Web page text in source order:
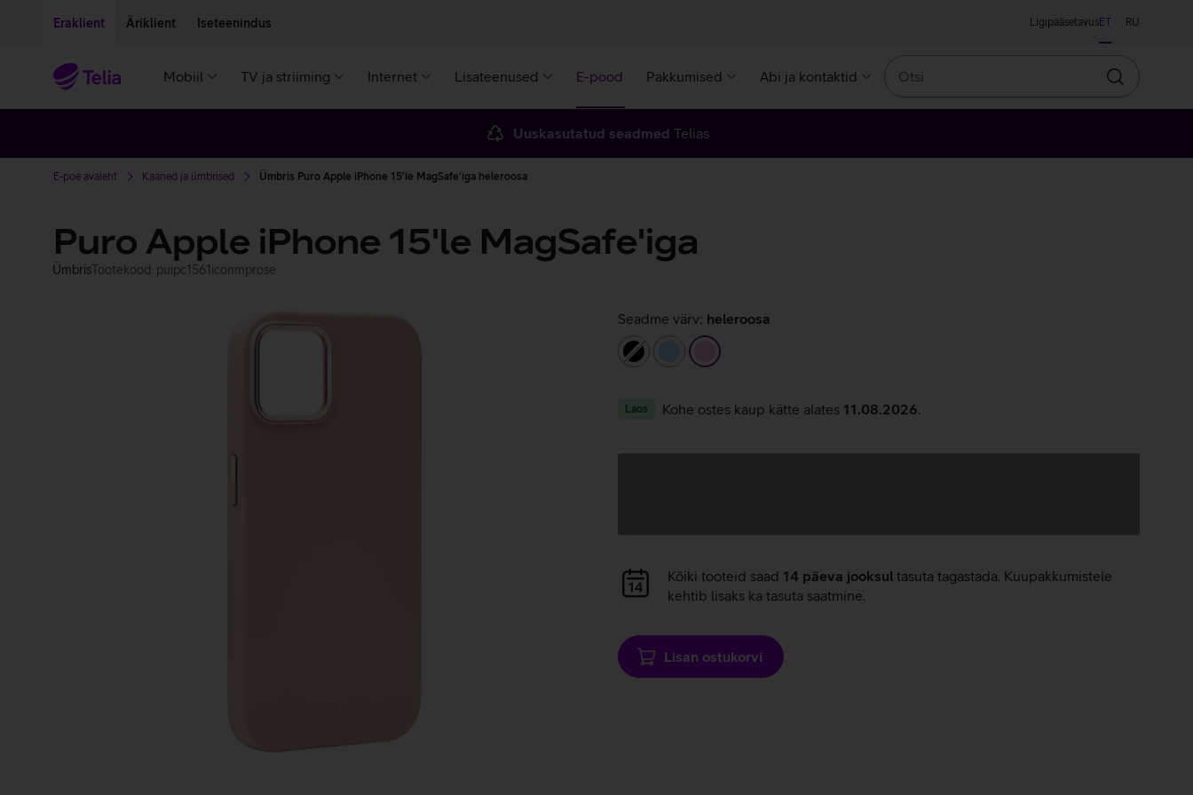
Eraklient Äriklient Iseteenindus LigipääsetavusET RU
Mobiil TV ja striiming Internet Lisateenused E-pood Pakkumised Abi ja kontaktid
Otsin
Uuskasutatud seadmed Telias
E-poe avaleht Kaaned ja ümbrised Ümbris Puro Apple iPhone 15'le MagSafe'iga heleroosa
Puro Apple iPhone 15'le MagSafe'iga
ÜmbrisTootekood: puipc1561iconmprose
Seadme värv: heleroosa
must
helesinineheleroosa
Laos Kohe ostes kaup kätte alates 11.08.2026
Andmete
laadimine
Kõiki tooteid saad 14 päeva jooksul tasuta tagastada. Kuupakkumistele
kehtib lisaks ka tasuta saatmine.
Lisan ostukorvi